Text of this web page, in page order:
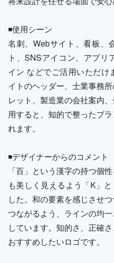
◾️使用シーン
名刺、Webサイト、看板、
ト、SNSアイコン、アプ
イン などでご活用いただけ
イトのヘッダー、士業事務
レット、製造業の会社案内
用すると、知的で整ったブ
れます。
◾️デザイナーからのコメント
「百」という漢字の持つ個
も美しく見えるよう「K」
した。和の要素を感じさせ
つながるよう、ラインの均
しています。知的さ、正確
おすすめしたいロゴです。